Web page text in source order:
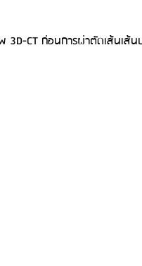
3D-CT ก่อนการผ่าตัดเส้นเส้น